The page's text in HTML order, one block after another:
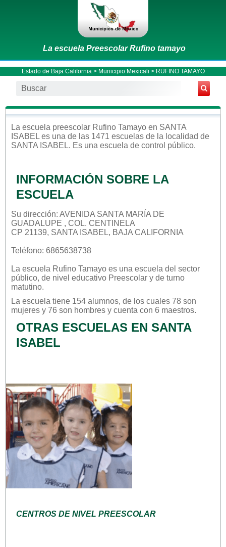
La escuela Preescolar Rufino tamayo
Estado de Baja California > Municipio Mexicali > RUFINO TAMAYO
La escuela preescolar Rufino Tamayo en SANTA
ISABEL es una de las 1471 escuelas de la localidad de
SANTA ISABEL. Es una escuela de control público.
INFORMACIÓN SOBRE LA
ESCUELA
Su dirección: AVENIDA SANTA MARÍA DE
GUADALUPE , COL. CENTINELA
CP 21139, SANTA ISABEL, BAJA CALIFORNIA
Teléfono: 6865638738
La escuela Rufino Tamayo es una escuela del sector
público, de nivel educativo Preescolar y de turno
matutino.
La escuela tiene 154 alumnos, de los cuales 78 son
mujeres y 76 son hombres y cuenta con 6 maestros.
OTRAS ESCUELAS EN SANTA
ISABEL
CENTROS DE NIVEL PREESCOLAR